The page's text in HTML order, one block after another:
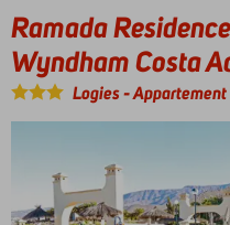
Ook 2- en 3-
kamerappartementen
Ramada
Wyndham Costa
Logies-Appartement